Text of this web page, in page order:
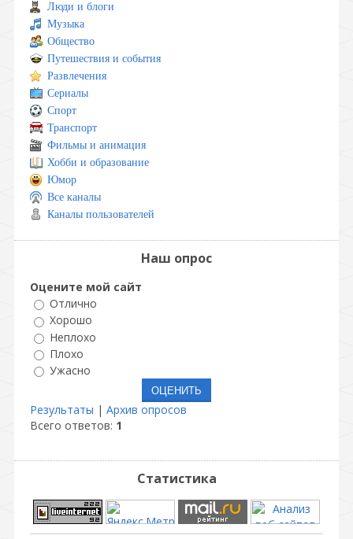
Люди и блоги
Музыка
Общество
Путешествия и события
Развлечения
Сериалы
Спорт
Транспорт
Фильмы и анимация
Хобби и образование
Юмор
Все каналы
Каналы пользователей
Наш опрос
Оцените мой сайт
Отлично
Хорошо
Неплохо
Плохо
Ужасно
Результаты | Архив опросов
Всего ответов: 1
Статистика